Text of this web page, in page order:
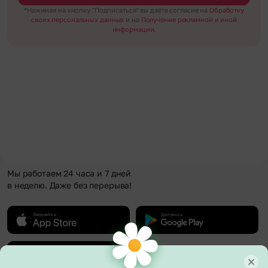
*Нажимая на кнопку "Подписаться" вы даёте согласие на Обработку
своих персональных данных и на Получение рекламной и иной
информации.
Мы работаем 24 часа и 7 дней
в неделю. Даже без перерыва!